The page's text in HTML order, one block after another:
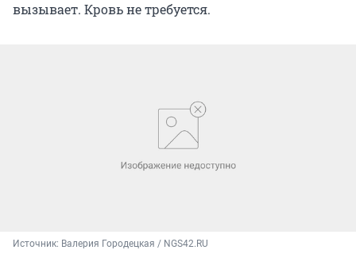
вызывает. Кровь не требуется.
Источник: Валерия Городецкая / NGS42.RU